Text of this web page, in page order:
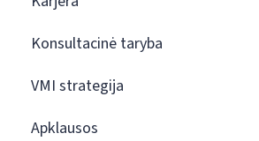
Konsultacinė taryba
VMI strategija
Apklausos